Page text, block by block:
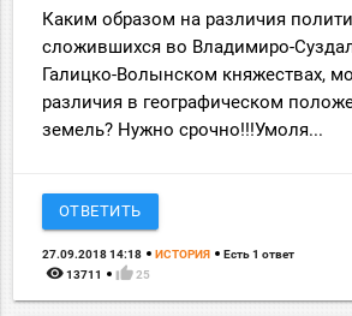
Каким образом на различия
сложившихся во Владимиро-
Галицко-Волынском княжествах,
различия в географическом
земель? Нужно срочно!!!Умоля...
ОТВЕТИТЬ
27.09.2018 14:18 ИСТОРИЯ Есть 1 ответ
remove_red_eye 13711 thumb_up 25